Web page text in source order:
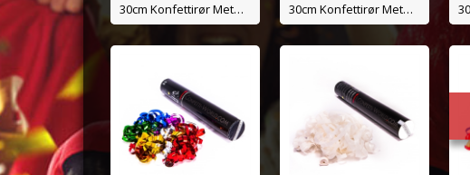
30cm Konfettirør Metal Sølv 30cm Konfettirør Metal Guld